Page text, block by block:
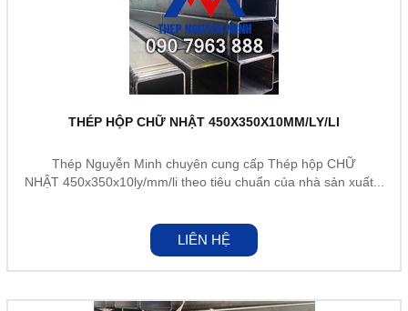
THÉP HỘP CHỮ NHẬT 450X350X10MM/LY/LI
Thép Nguyễn Minh chuyên cung cấp Thép hộp CHỮ
NHẬT 450x350x10ly/mm/li theo tiêu chuẩn của nhà sản xuất...
LIÊN HỆ